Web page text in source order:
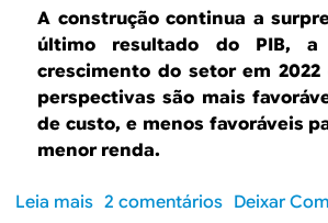
u
t
i
v
i
d
n
s
t
r
u
A construção continua a
último resultado do PIB, a
crescimento do setor em 2022
perspectivas são mais
de custo, e menos favoráveis
menor renda.
Leia mais 2 comentários Deixar